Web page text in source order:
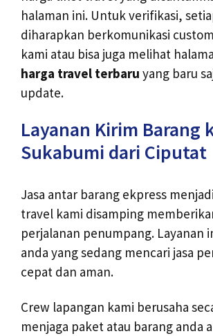
halaman ini. Untuk verifikasi,
diharapkan berkomunikasi
kami atau bisa juga melihat
harga travel terbaru yang baru
update.
Layanan Kirim Barang
Sukabumi dari Ciputat
Jasa antar barang ekpress
travel kami disamping
perjalanan penumpang. Layanan
anda yang sedang mencari jasa
cepat dan aman.
Crew lapangan kami berusaha
menjaga paket atau barang anda